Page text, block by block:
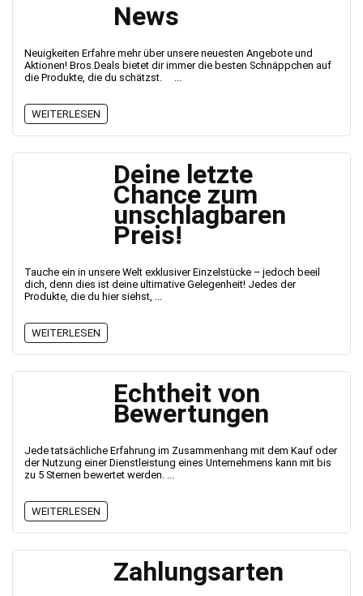
News
Neuigkeiten Erfahre mehr über unsere neuesten Angebote und
Aktionen! Bros.Deals bietet dir immer die besten Schnäppchen auf
die Produkte, die du schätzst. ...
WEITERLESEN
Deine letzte
Chance zum
unschlagbaren
Preis!
Tauche ein in unsere Welt exklusiver Einzelstücke – jedoch beeil
dich, denn dies ist deine ultimative Gelegenheit! Jedes der
Produkte, die du hier siehst, ...
WEITERLESEN
Echtheit von
Bewertungen
Jede tatsächliche Erfahrung im Zusammenhang mit dem Kauf oder
der Nutzung einer Dienstleistung eines Unternehmens kann mit bis
zu 5 Sternen bewertet werden. ...
WEITERLESEN
Zahlungsarten